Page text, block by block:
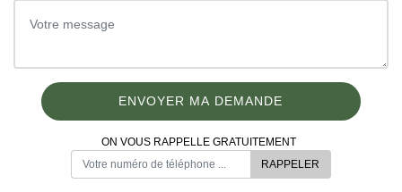
ON VOUS RAPPELLE GRATUITEMENT